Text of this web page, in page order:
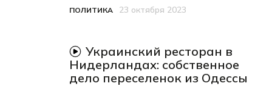
Категория
ПОЛИТИКА
Дата публикации
23 октября 2023
видеоматериал
Украинский ресторан в
Нидерландах: собственное
дело переселенок из Одессы